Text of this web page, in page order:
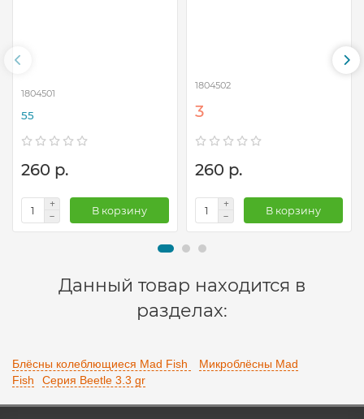
1804501
55
260 р.
В корзину
1804502
3
260 р.
В корзину
Данный товар находится в
разделах:
Блёсны колеблющиеся Mad Fish
Микроблёсны Mad
Fish
Серия Beetle 3.3 gr